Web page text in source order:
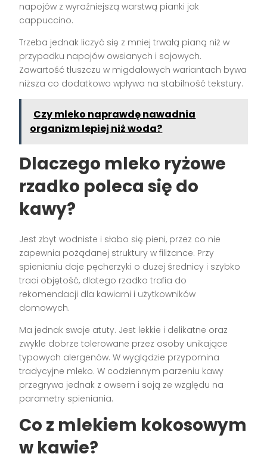
napojów z wyraźniejszą warstwą pianki jak
cappuccino.
Trzeba jednak liczyć się z mniej trwałą pianą niż w
przypadku napojów owsianych i sojowych.
Zawartość tłuszczu w migdałowych wariantach bywa
niższa co dodatkowo wpływa na stabilność tekstury.
Czy mleko naprawdę nawadnia
organizm lepiej niż woda?
Dlaczego mleko ryżowe
rzadko poleca się do
kawy?
Jest zbyt wodniste i słabo się pieni, przez co nie
zapewnia pożądanej struktury w filiżance. Przy
spienianiu daje pęcherzyki o dużej średnicy i szybko
traci objętość, dlatego rzadko trafia do
rekomendacji dla kawiarni i użytkowników
domowych.
Ma jednak swoje atuty. Jest lekkie i delikatne oraz
zwykle dobrze tolerowane przez osoby unikające
typowych alergenów. W wyglądzie przypomina
tradycyjne mleko. W codziennym parzeniu kawy
przegrywa jednak z owsem i soją ze względu na
parametry spieniania.
Co z mlekiem kokosowym
w kawie?